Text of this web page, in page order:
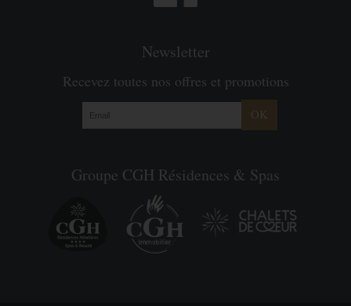
Newsletter
Recevez toutes nos offres et promotions
OK
Groupe CGH Résidences & Spas